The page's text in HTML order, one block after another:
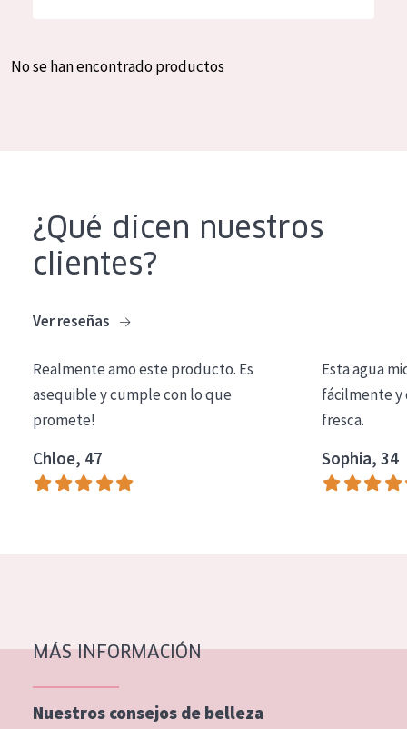
Crema de día
Crema de noche
Limpieza
COLECCIÓN
Essentials
Lift+
Piel normal y seca
Piel mixata o grasa
Piel madura
Spanish
No se han encontrado productos
¿Qué dicen nuestros
clientes?
Ver reseñas
Realmente amo este producto. Es
asequible y cumple con lo que
promete!
Chloe, 47
Esta agua
fácilmente y
fresca.
Sophia, 34
MÁS INFORMACIÓN
Nuestros consejos de belleza